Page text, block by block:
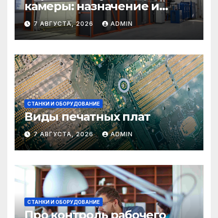
камеры: назначение и
области применения
7 АВГУСТА, 2026 ADMIN
СТАНКИ И ОБОРУДОВАНИЕ
Виды печатных плат
7 АВГУСТА, 2026 ADMIN
СТАНКИ И ОБОРУДОВАНИЕ
Про контроль рабочего